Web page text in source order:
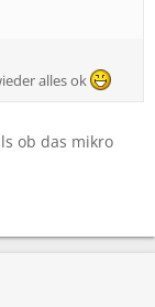
alles ok
ob das mikro